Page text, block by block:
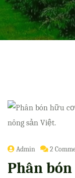
Admin 2
Phân